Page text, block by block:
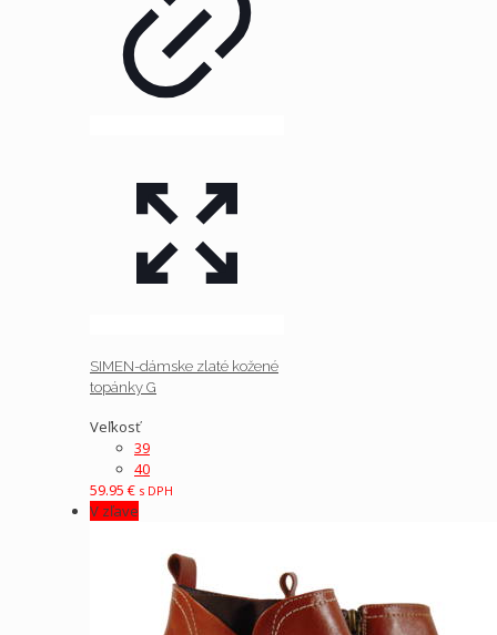
SIMEN-dámske zlaté kožené
topánky G
Veľkosť
39
40
59.95 € s DPH
V zľave